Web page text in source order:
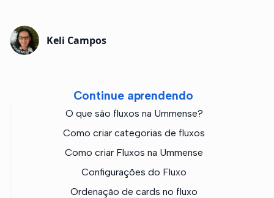
Continue aprendendo
O que são fluxos na Ummense?
Como criar categorias de fluxos
Como criar Fluxos na Ummense
Configurações do Fluxo
Ordenação de cards no fluxo
Keli Campos